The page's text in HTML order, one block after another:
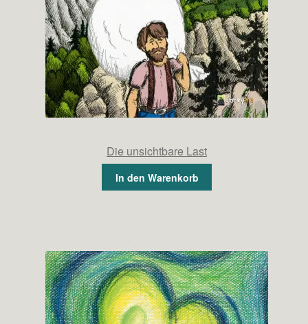
Die unsichtbare Last
In den Warenkorb